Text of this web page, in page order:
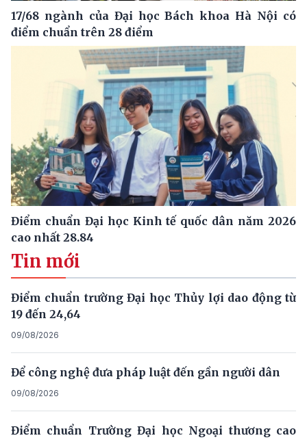
17/68 ngành của Đại học Bách khoa Hà Nội có
điểm chuẩn trên 28 điểm
Điểm chuẩn Đại học Kinh tế quốc dân năm 2026
cao nhất 28.84
Tin mới
Điểm chuẩn trường Đại học Thủy lợi dao động từ
19 đến 24,64
09/08/2026
Để công nghệ đưa pháp luật đến gần người dân
09/08/2026
Điểm chuẩn Trường Đại học Ngoại thương cao